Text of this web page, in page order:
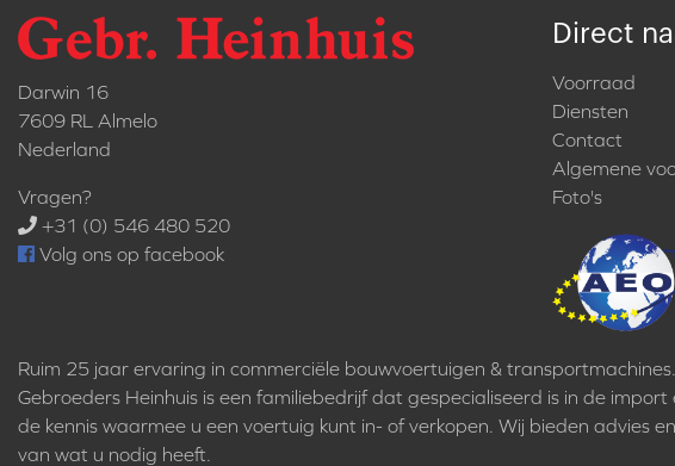
Darwin 16
7609 RL Almelo
Nederland
Vragen?
+31 (0) 546 480 520
Volg ons op facebook
Direct
Voorraad
Diensten
Contact
Algemene
Foto's
Ruim 25 jaar ervaring in commerciële bouwvoertuigen & transportmachines.
Gebroeders Heinhuis is een familiebedrijf dat gespecialiseerd is in de
de kennis waarmee u een voertuig kunt in- of verkopen. Wij bieden advies
van wat u nodig heeft.